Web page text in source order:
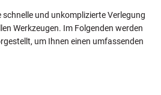
und unkomplizierte Verlegung
Werkzeugen. Im Folgenden werden
um Ihnen einen umfassenden